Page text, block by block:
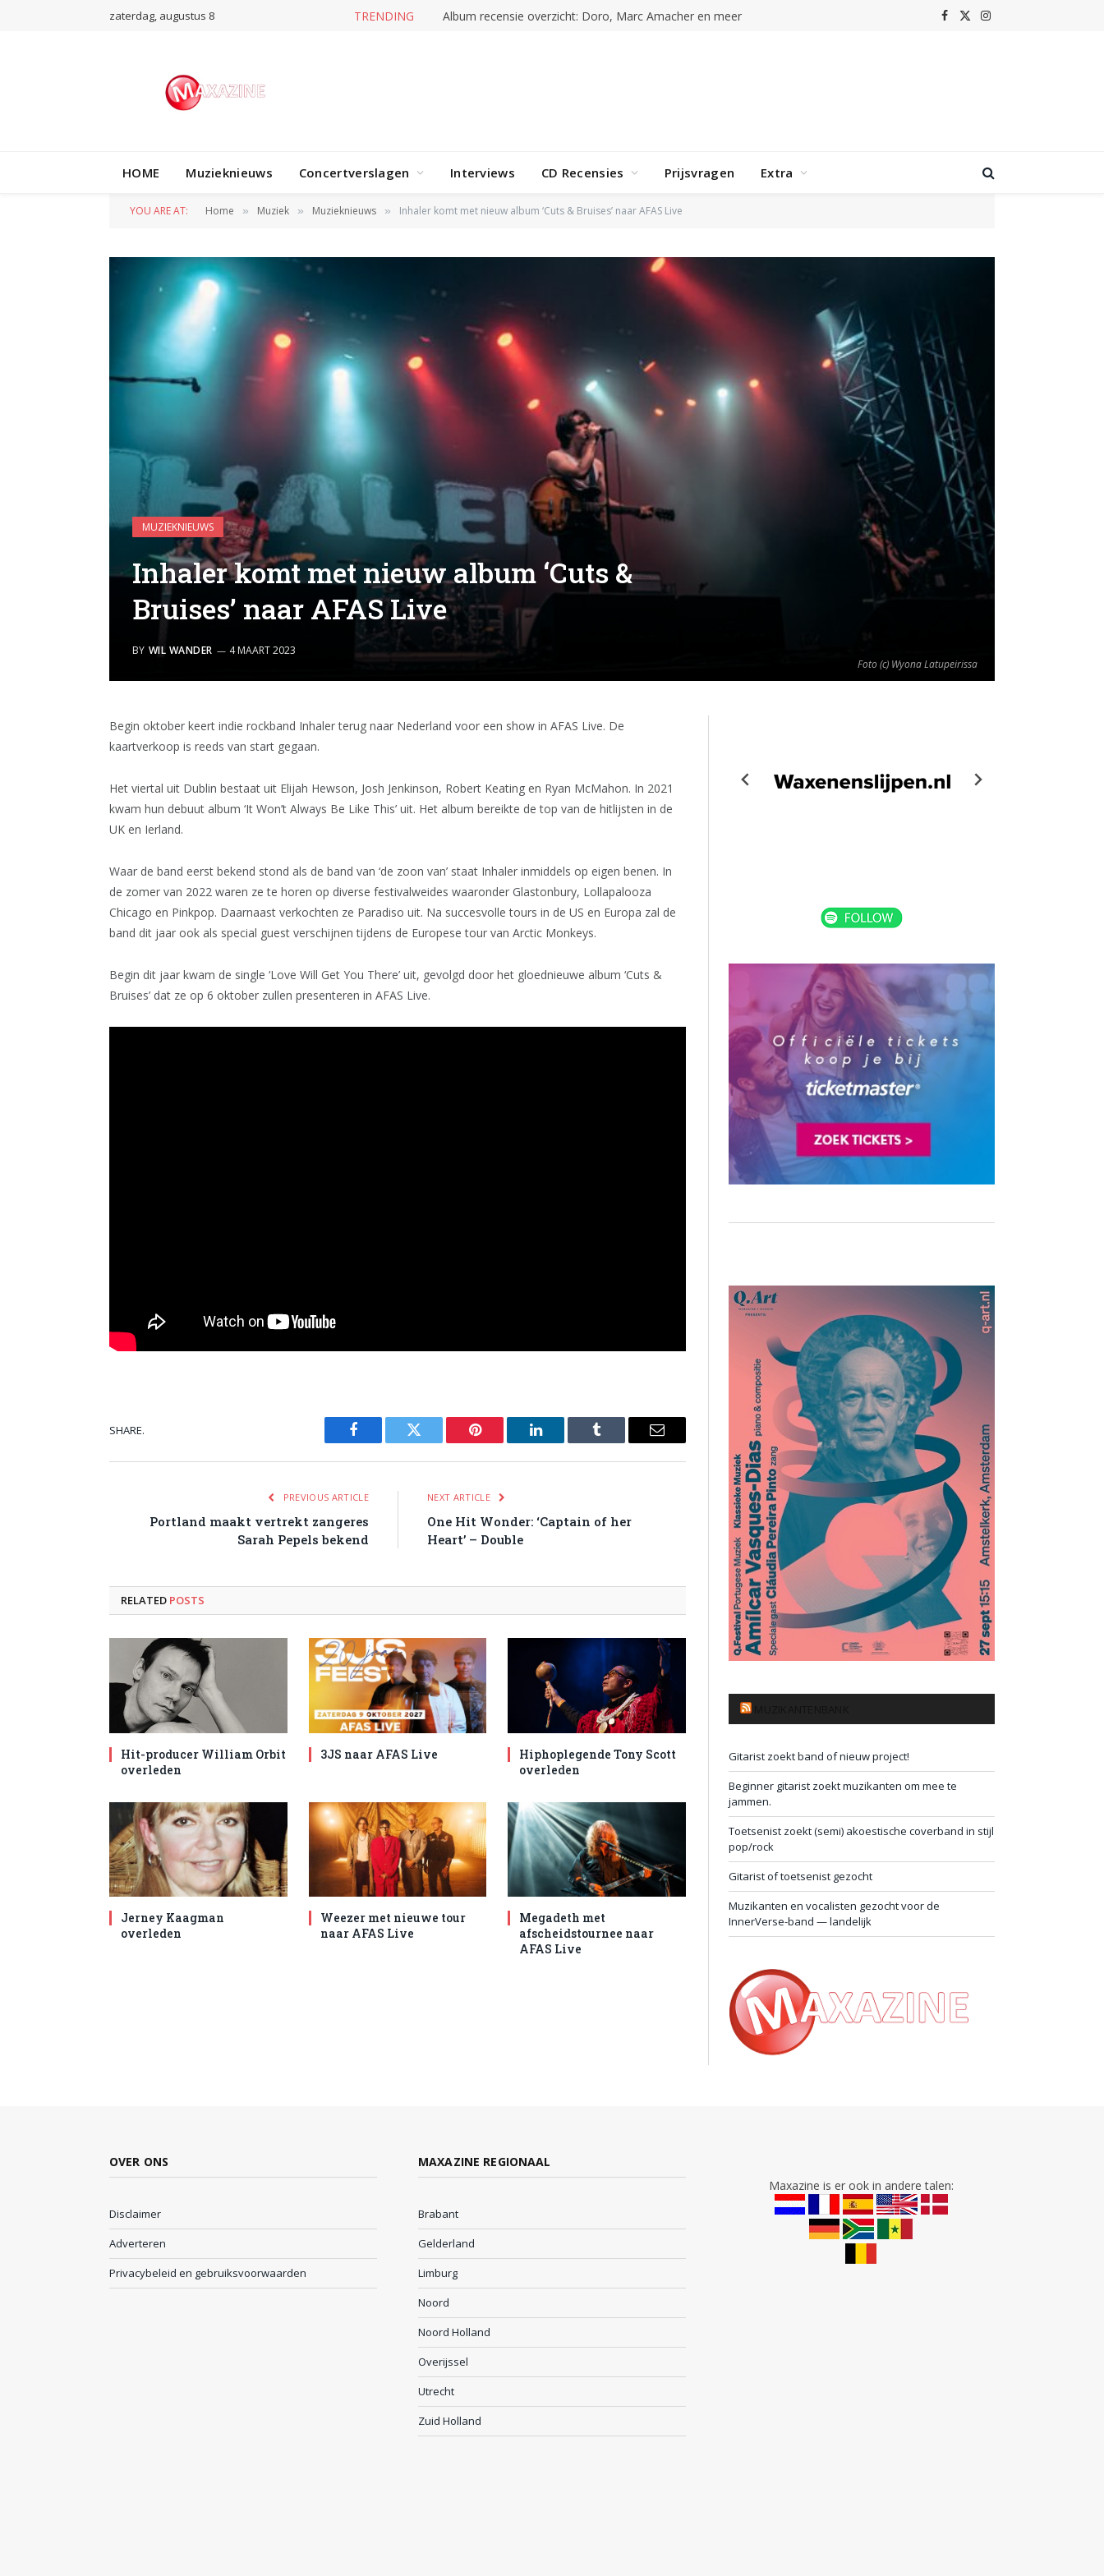
zaterdag, augustus 8 TRENDING Album recensie overzicht: Doro, Marc Amacher en meer Facebook
X
Instagram
HOME Muzieknieuws Concertverslagen Interviews CD Recensies Prijsvragen Extra
YOU ARE AT: Home » Muziek » Muzieknieuws » Inhaler komt met nieuw album ‘Cuts & Bruises’ naar AFAS Live
Foto (c) Wyona Latupeirissa
MUZIEKNIEUWS
Inhaler komt met nieuw album ‘Cuts &
Bruises’ naar AFAS Live
BY WIL WANDER 4 MAART 2023
Begin oktober keert indie rockband Inhaler terug naar Nederland voor een show in AFAS Live. De
kaartverkoop is reeds van start gegaan.
Het viertal uit Dublin bestaat uit Elijah Hewson, Josh Jenkinson, Robert Keating en Ryan McMahon. In 2021
kwam hun debuut album ‘It Won’t Always Be Like This’ uit. Het album bereikte de top van de hitlijsten in de
UK en Ierland.
Waar de band eerst bekend stond als de band van ‘de zoon van’ staat Inhaler inmiddels op eigen benen. In
de zomer van 2022 waren ze te horen op diverse festivalweides waaronder Glastonbury, Lollapalooza
Chicago en Pinkpop. Daarnaast verkochten ze Paradiso uit. Na succesvolle tours in de US en Europa zal de
band dit jaar ook als special guest verschijnen tijdens de Europese tour van Arctic Monkeys.
Begin dit jaar kwam de single ‘Love Will Get You There’ uit, gevolgd door het gloednieuwe album ‘Cuts &
Bruises’ dat ze op 6 oktober zullen presenteren in AFAS Live.
SHARE.
Facebook Twitter Pinterest LinkedIn Tumblr Email
PREVIOUS ARTICLE
Portland maakt vertrekt zangeres
Sarah Pepels bekend
NEXT ARTICLE
One Hit Wonder: ‘Captain of her
Heart’ – Double
RELATED POSTS
Hit-producer William Orbit
overleden
3JS naar AFAS Live
Hiphoplegende Tony Scott
overleden
Jerney Kaagman
overleden
Weezer met nieuwe tour
naar AFAS Live
Megadeth met
afscheidstournee naar
AFAS Live
Gitarist zoekt band of nieuw project!
Beginner gitarist zoekt muzikanten om mee te
jammen.
Toetsenist zoekt (semi) akoestische coverband in stijl
pop/rock
Gitarist of toetsenist gezocht
Muzikanten en vocalisten gezocht voor de
InnerVerse-band — landelijk
OVER ONS
Disclaimer
Adverteren
Privacybeleid en gebruiksvoorwaarden
MAXAZINE REGIONAAL
Brabant
Gelderland
Limburg
Noord
Noord Holland
Overijssel
Utrecht
Zuid Holland
Maxazine is er ook in andere talen: